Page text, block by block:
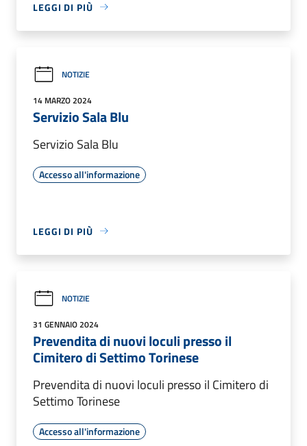
LEGGI DI PIÙ
NOTIZIE
14 MARZO 2024
Servizio Sala Blu
Servizio Sala Blu
Accesso all'informazione
LEGGI DI PIÙ
NOTIZIE
31 GENNAIO 2024
Prevendita di nuovi loculi presso il
Cimitero di Settimo Torinese
Prevendita di nuovi loculi presso il Cimitero di
Settimo Torinese
Accesso all'informazione